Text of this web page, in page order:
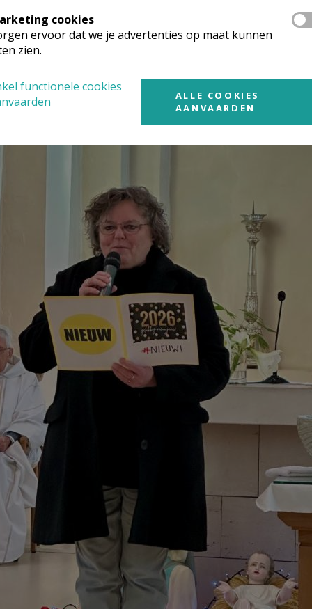
cookies
ervoor dat we je advertenties op maat kunnen
zien.
functionele cookies
ALLE COOKIES
AANVAARDEN